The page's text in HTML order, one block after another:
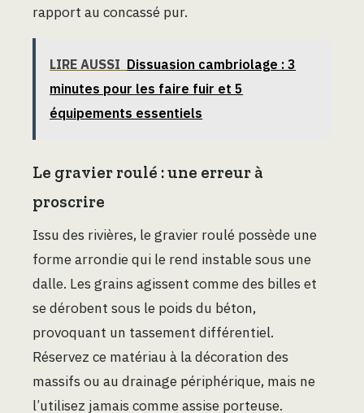
rapport au concassé pur.
LIRE AUSSI Dissuasion cambriolage : 3
minutes pour les faire fuir et 5
équipements essentiels
Le gravier roulé : une erreur à
proscrire
Issu des rivières, le gravier roulé possède une
forme arrondie qui le rend instable sous une
dalle. Les grains agissent comme des billes et
se dérobent sous le poids du béton,
provoquant un tassement différentiel.
Réservez ce matériau à la décoration des
massifs ou au drainage périphérique, mais ne
l’utilisez jamais comme assise porteuse.